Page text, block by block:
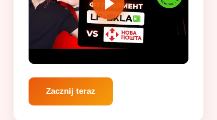
Zacznij teraz